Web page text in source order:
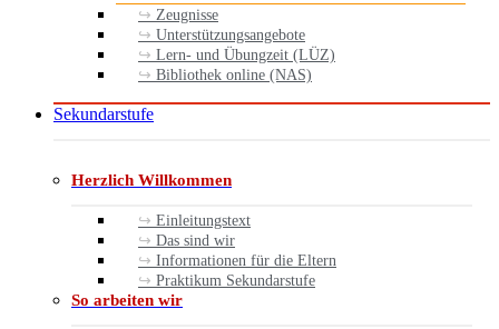
Zeugnisse
Unterstützungsangebote
Lern- und Übungzeit (LÜZ)
Bibliothek online (NAS)
Sekundarstufe
Herzlich Willkommen
Einleitungstext
Das sind wir
Informationen für die Eltern
Praktikum Sekundarstufe
So arbeiten wir